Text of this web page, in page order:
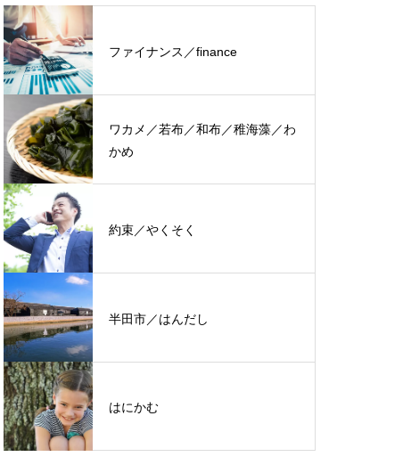
ファイナンス／finance
ワカメ／若布／和布／稚海藻／わ
かめ
約束／やくそく
半田市／はんだし
はにかむ